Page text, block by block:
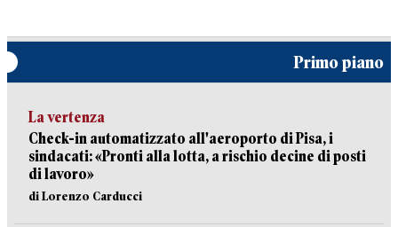
Primo piano
La vertenza
Check-in automatizzato all'aeroporto di Pisa, i
sindacati: «Pronti alla lotta, a rischio decine di posti
di lavoro»
di Lorenzo Carducci